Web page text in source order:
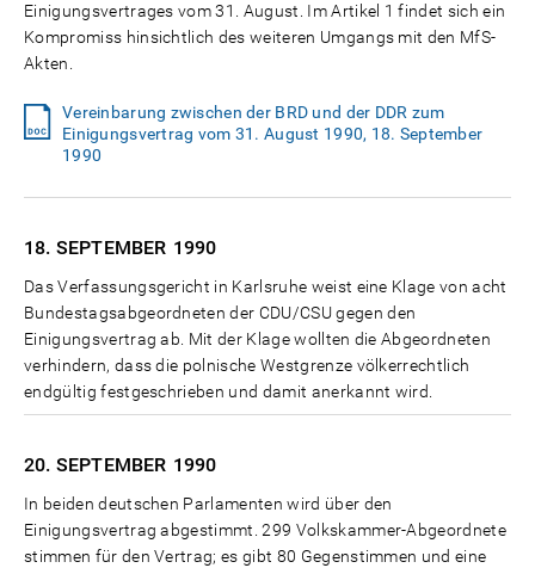
Einigungsvertrages vom 31. August. Im Artikel 1 findet sich ein
Kompromiss hinsichtlich des weiteren Umgangs mit den MfS-
Akten.
Vereinbarung zwischen der BRD und der DDR zum
Einigungsvertrag vom 31. August 1990, 18. September
1990
18. SEPTEMBER 1990
Das Verfassungsgericht in Karlsruhe weist eine Klage von acht
Bundestagsabgeordneten der CDU/CSU gegen den
Einigungsvertrag ab. Mit der Klage wollten die Abgeordneten
verhindern, dass die polnische Westgrenze völkerrechtlich
endgültig festgeschrieben und damit anerkannt wird.
20. SEPTEMBER 1990
In beiden deutschen Parlamenten wird über den
Einigungsvertrag abgestimmt. 299 Volkskammer-Abgeordnete
stimmen für den Vertrag; es gibt 80 Gegenstimmen und eine